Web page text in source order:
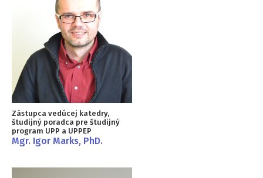
Zástupca vedúcej katedry,
študijný poradca pre študijný
program UPP a UPPEP
Mgr. Igor Marks, PhD.